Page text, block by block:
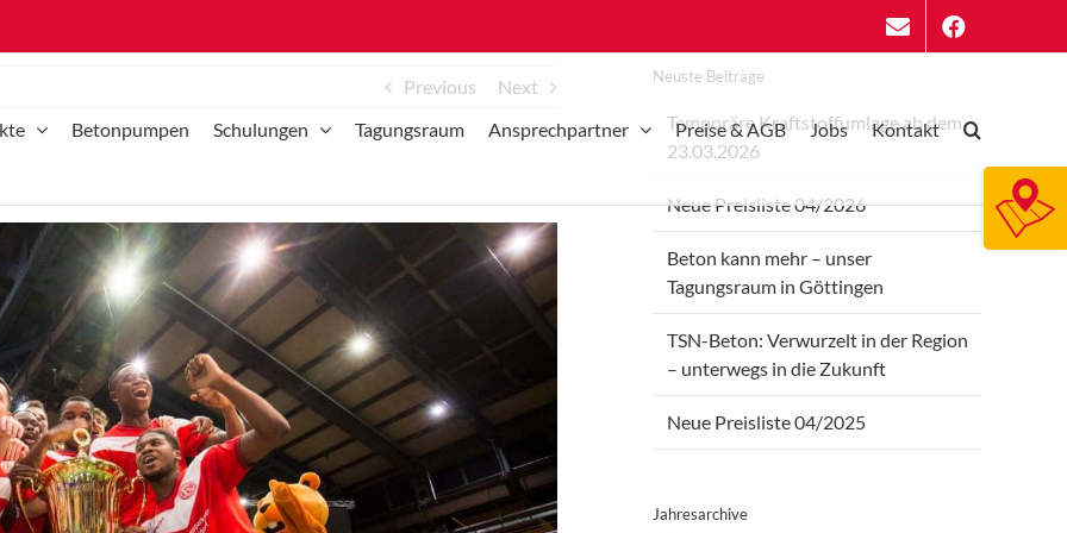
Betonpumpen Schulungen Tagungsraum Ansprechpartner Preise & AGB Jobs Kontakt
Previous Next Neuste Beiträge
Temporäre Kraftstoffumlage ab dem
23.03.2026
Neue Preisliste 04/2026
Beton kann mehr – unser
Tagungsraum in Göttingen
TSN-Beton: Verwurzelt in der Region
– unterwegs in die Zukunft
Neue Preisliste 04/2025
Jahresarchive